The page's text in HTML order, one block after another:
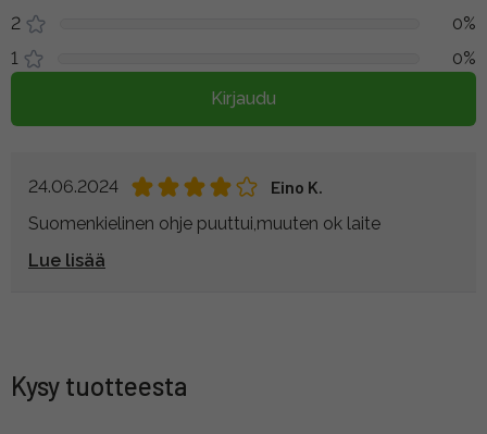
2
0%
1
0%
Kirjaudu
24.06.2024
Eino K.
Suomenkielinen ohje puuttui,muuten ok laite
Lue lisää
Kysy tuotteesta